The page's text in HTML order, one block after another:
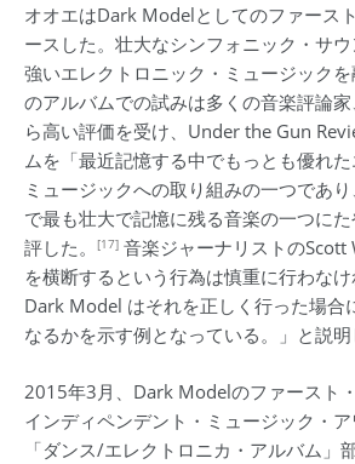
オオエはDark Modelとしてのファース
ースした。壮大なシンフォニック・サ
強いエレクトロニック・ミュージック
のアルバムでの試みは多くの音楽評論
ら高い評価を受け、Under the Gun
ムを「最近記憶する中でもっとも優れた
ミュージックへの取り組みの一つであ
で最も壮大で記憶に残る音楽の一つに
評した。
[17] 音楽ジャーナリストの
を横断するという行為は慎重に行わなけ
Dark Model はそれを正しく行った場合
なるかを示す例となっている。」と説明
2015年3月、Dark Modelのファースト
インディペンデント・ミュージック・
「ダンス/エレクトロニカ・アルバム」